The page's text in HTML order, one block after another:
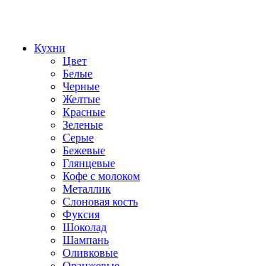
Кухни
Цвет
Белые
Черные
Желтые
Красные
Зеленые
Серые
Бежевые
Глянцевые
Кофе с молоком
Металлик
Слоновая кость
Фуксия
Шоколад
Шампань
Оливковые